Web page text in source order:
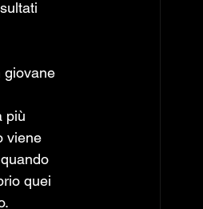
giovane
più
viene
quei